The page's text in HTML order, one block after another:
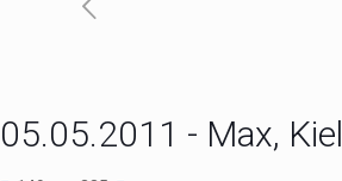
05.05.2011 - Max, Kiel